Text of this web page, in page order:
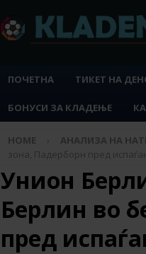
ПОЧЕТНА ТИКЕТ НА
БОНУСИ ЗА КЛАДЕЊЕ
HOME АНАЛИЗА НА
зона, Падерборн пред
Унион
Берлин во
пред